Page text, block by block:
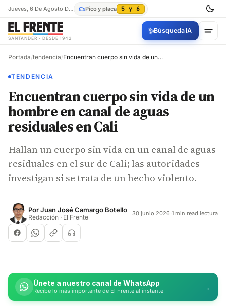
Jueves, 6 De Agosto De 2026 Pico y placa 5 y 6
SANTANDER · DESDE 1942
✨Búsqueda IA
Portada/tendencia/ Encuentran cuerpo sin vida de un hombre en canal de aguas residuales en Cali
TENDENCIA
Encuentran cuerpo sin vida de un
hombre en canal de aguas
residuales en Cali
Hallan un cuerpo sin vida en un canal de aguas
residuales en el sur de Cali; las autoridades
investigan si se trata de un hecho violento.
PorJuan José Camargo Botello
Redacción · El Frente 30 junio 2026·1 min read lectura
Únete a nuestro canal de WhatsApp
Recibe lo más importante de El Frente al instante →